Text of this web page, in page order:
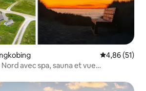
Évaluation
4,86 (51)
avec spa, sauna et vue